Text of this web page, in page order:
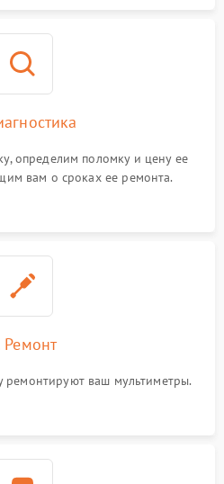
определим поломку и цену ее
вам о сроках ее ремонта.
Ремонт
ремонтируют ваш мультиметры.